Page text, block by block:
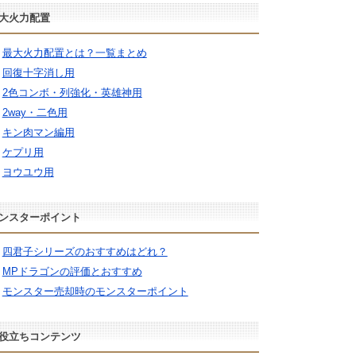
火力配置
最大火力配置とは？一覧まとめ
回復十字消し用
2色コンボ・列強化・英雄神用
2way・二色用
キン肉マン編用
ケプリ用
ヨウユウ用
スターポイント
四君子シリーズのおすすめはどれ？
MPドラゴンの評価とおすすめ
モンスター売却時のモンスターポイント
立ちコンテンツ